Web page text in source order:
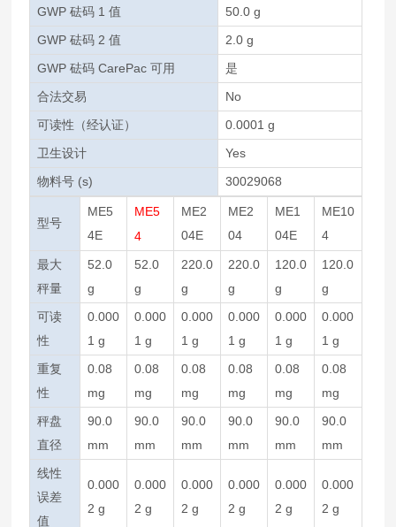
GWP 砝码 1 值
50.0 g
GWP 砝码 2 值
2.0 g
GWP 砝码 CarePac 可用
是
合法交易
No
可读性（经认证）
0.0001 g
卫生设计
Yes
物料号 (s)
30029068
型号
ME5
4E
ME5
4
ME2
04E
ME2
04
ME1
04E
ME10
4
最大
秤量
52.0
g
52.0
g
220.0
g
220.0
g
120.0
g
120.0
g
可读
性
0.000
1 g
0.000
1 g
0.000
1 g
0.000
1 g
0.000
1 g
0.000
1 g
重复
性
0.08
mg
0.08
mg
0.08
mg
0.08
mg
0.08
mg
0.08
mg
秤盘
直径
90.0
mm
90.0
mm
90.0
mm
90.0
mm
90.0
mm
90.0
mm
线性
误差
值
0.000
2 g
0.000
2 g
0.000
2 g
0.000
2 g
0.000
2 g
0.000
2 g